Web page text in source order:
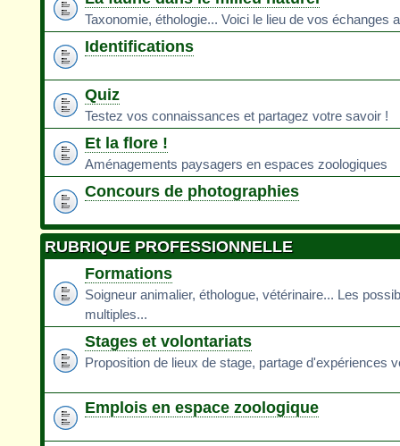
Taxonomie, éthologie... Voici le lieu de vos échanges
Identifications
Quiz
Testez vos connaissances et partagez votre savoir !
Et la flore !
Aménagements paysagers en espaces zoologiques
Concours de photographies
RUBRIQUE PROFESSIONNELLE
Formations
Soigneur animalier, éthologue, vétérinaire... Les
multiples...
Stages et volontariats
Proposition de lieux de stage, partage d'expériences
Emplois en espace zoologique